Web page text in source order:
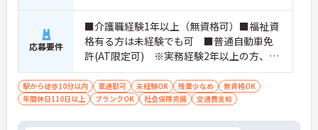
備」により現場の負担が大幅に軽減されています。
ご利用者様の安全性はもちろん、働くスタッフにと
っても身体的負担が少なく、高いモチベーションを
保って業務に集中できます。
応募要件
■介護職経験1年以上（無資格可）■福祉資
格有る方は未経験でも可 ■普通自動車免
許(AT限定可) ※実務経験2年以上の方、障
がい者福祉に関する経験をお持ちの方大歓
迎
駅から徒歩10分以内 車通勤可 未経験OK 残業少なめ
無資格OK
年間休日110日以上
ブランクOK 社会保険完備 交通費支給